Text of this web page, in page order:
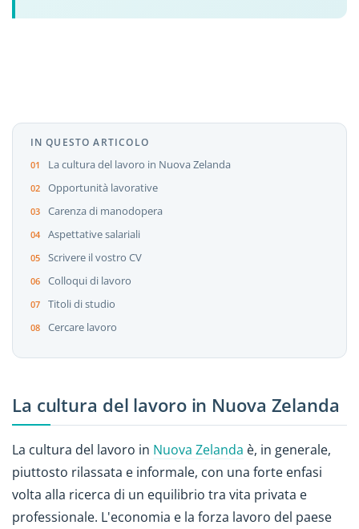
IN QUESTO ARTICOLO
La cultura del lavoro in Nuova Zelanda
Opportunità lavorative
Carenza di manodopera
Aspettative salariali
Scrivere il vostro CV
Colloqui di lavoro
Titoli di studio
Cercare lavoro
La cultura del lavoro in Nuova Zelanda
La cultura del lavoro in Nuova Zelanda è, in generale,
piuttosto rilassata e informale, con una forte enfasi
volta alla ricerca di un equilibrio tra vita privata e
professionale. L'economia e la forza lavoro del paese